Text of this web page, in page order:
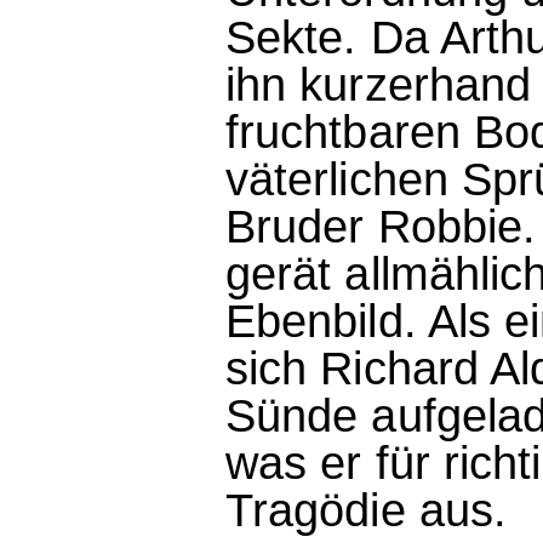
Sekte. Da
ihn
fruchtbaren
väterlichen
Bruder
gerät
Ebenbild. Als
sich Richard
Sünde
was er für
Tragödie aus.